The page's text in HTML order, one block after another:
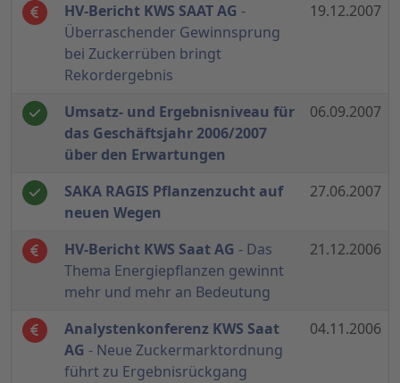
HV-Bericht KWS SAAT AG -
Überraschender Gewinnsprung
bei Zuckerrüben bringt
Rekordergebnis
19.12.2007
Umsatz- und Ergebnisniveau für
das Geschäftsjahr 2006/2007
über den Erwartungen
06.09.2007
SAKA RAGIS Pflanzenzucht auf
neuen Wegen
27.06.2007
HV-Bericht KWS Saat AG - Das
Thema Energiepflanzen gewinnt
mehr und mehr an Bedeutung
21.12.2006
Analystenkonferenz KWS Saat
AG - Neue Zuckermarktordnung
führt zu Ergebnisrückgang
04.11.2006